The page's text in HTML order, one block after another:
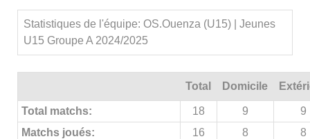
Statistiques de l'équipe: OS.Ouenza (U15) | Jeunes
U15 Groupe A 2024/2025
Total Domicile
Total matchs: 18 9
9
Matchs joués:
16 8
8